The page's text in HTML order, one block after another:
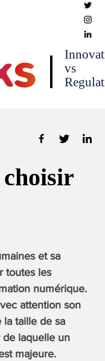
vs
et sa
toutes les
numérique.
attention son
la taille de sa
de laquelle un
majeure.